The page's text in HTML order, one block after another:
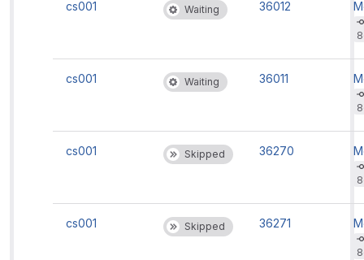
cs001 Waiting 36012
cs001 Waiting 36011
cs001 Skipped 36270
cs001 Skipped 36271